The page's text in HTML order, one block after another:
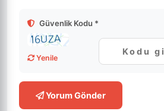
Güvenlik Kodu *
Yenile
Yorum Gönder